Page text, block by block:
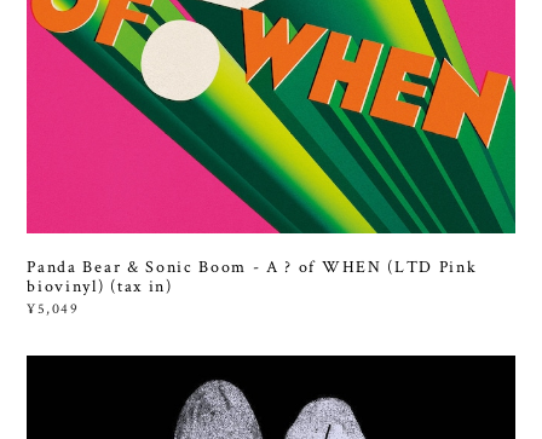
Panda Bear & Sonic Boom - A ? of WHEN (LTD Pink
biovinyl) (tax in)
¥5,049